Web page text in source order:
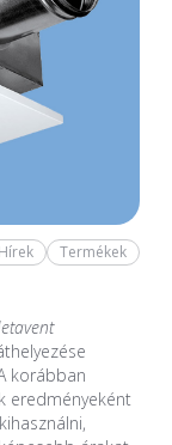
Hírek Termékek
korábban
eredményeként